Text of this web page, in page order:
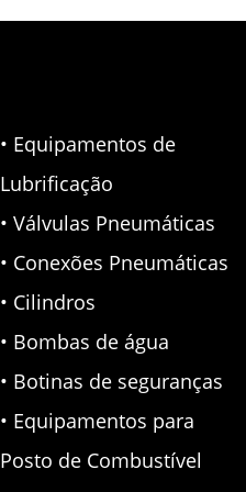
• Equipamentos de
Lubrificação
• Válvulas Pneumáticas
• Conexões Pneumáticas
• Cilindros
• Bombas de água
• Botinas de seguranças
• Equipamentos para
Posto de Combustível